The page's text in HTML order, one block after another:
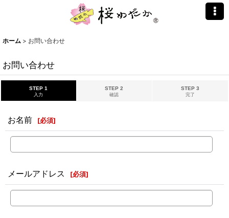
ホーム > お問い合わせ
お問い合わせ
STEP 1
入力
STEP 2
確認
STEP 3
完了
お名前 [必須]
メールアドレス [必須]